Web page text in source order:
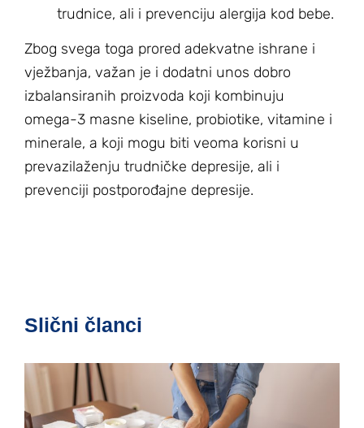
trudnice, ali i prevenciju alergija kod bebe.
Zbog svega toga prored adekvatne ishrane i
vježbanja, važan je i dodatni unos dobro
izbalansiranih proizvoda koji kombinuju
omega-3 masne kiseline, probiotike, vitamine i
minerale, a koji mogu biti veoma korisni u
prevazilaženju trudničke depresije, ali i
prevenciji postporođajne depresije.
Slični članci